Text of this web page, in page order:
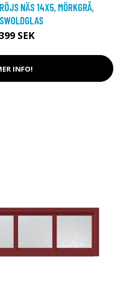
NÄS 14X5, MÖRKGRÅ,
SEK
INFO!